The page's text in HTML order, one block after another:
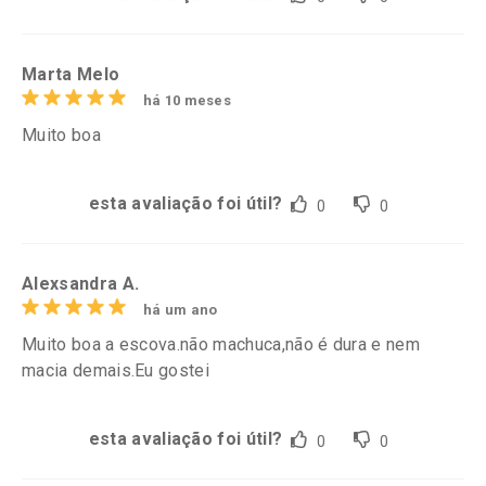
Marta Melo
há 10 meses
Muito boa
esta avaliação foi útil? 0 0
Alexsandra A.
há um ano
Muito boa a escova.não machuca,não é dura e nem
macia demais.Eu gostei
esta avaliação foi útil? 0 0